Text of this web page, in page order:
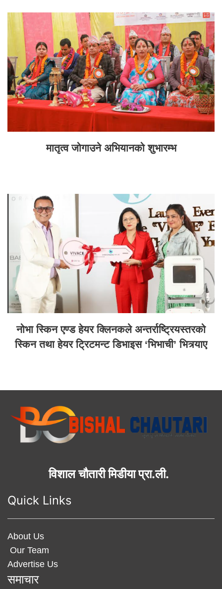
मातृत्व जोगाउने अभियानको शुभारम्भ
नोभा स्किन एण्ड हेयर क्लिनकले अन्तर्राष्ट्रियस्तरको
स्किन तथा हेयर ट्रिटमन्ट डिभाइस ‘भिभाची’ भित्र्याए
विशाल चौतारी मिडीया प्रा.ली.
Quick Links
About Us
Our Team
Advertise Us
समाचार